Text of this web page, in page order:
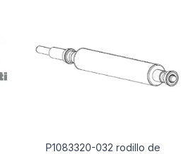
P1083320-032 rodillo de